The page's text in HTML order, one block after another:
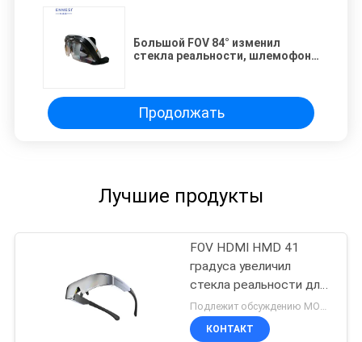
Большой FOV 84° изменил
стекла реальности, шлемофон
Продолжать
Лучшие продукты
FOV HDMI HMD 41
градуса увеличил
стекла реальности для
телефона/компьютераПодлежит обсуждению MOQ:10PCS
КОНТАКТ